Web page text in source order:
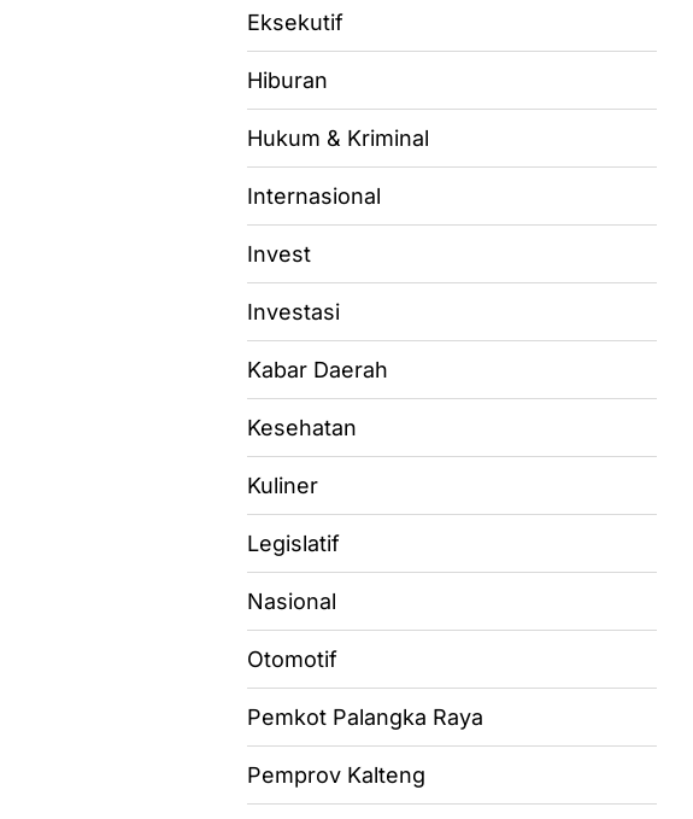
Eksekutif
Hiburan
Hukum & Kriminal
Internasional
Invest
Investasi
Kabar Daerah
Kesehatan
Kuliner
Legislatif
Nasional
Otomotif
Pemkot Palangka Raya
Pemprov Kalteng